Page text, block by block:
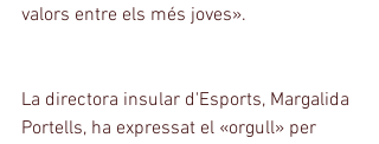
valors entre els més joves».
La directora insular d'Esports, Margalida
Portells, ha expressat el «orgull» per